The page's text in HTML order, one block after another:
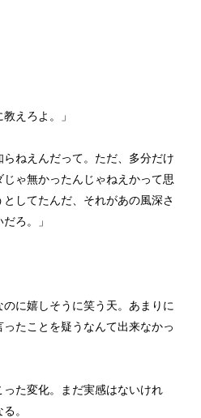
えろよ。」
らねえんだって。ただ、多分だけ
ゃ無かったんじゃねえかって思
してたんだ、それがあの風深さ
ろ。」
のに嬉しそうに笑う天。あまりに
たことを疑うなんて出来なかっ
た変化。まだ実感はないけれ
。